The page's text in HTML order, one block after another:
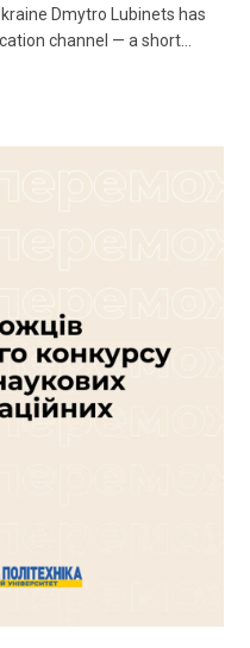
Dmytro Lubinets has
channel — a short
hotline number — 0